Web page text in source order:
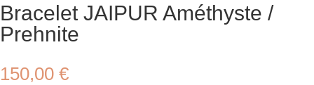
Bracelet JAIPUR Améthyste /
Prehnite
150,00 €